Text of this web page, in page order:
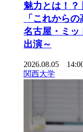
魅力とは！？
「これから
名古屋・ミッ
出演～
2026.08.05
関西大学